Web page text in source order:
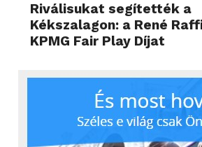
Riválisukat segítették a
Kékszalagon: a René
KPMG Fair Play Díjat